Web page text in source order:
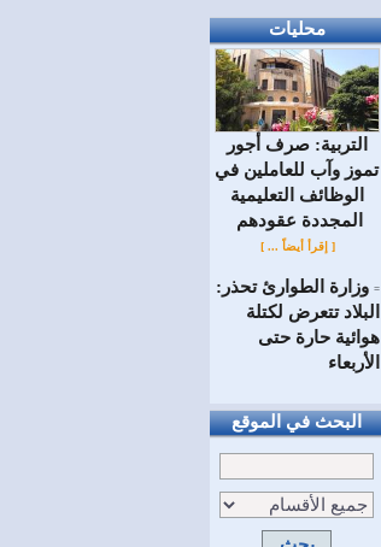
محليات
التربية: صرف أجور
تموز وآب للعاملين في
الوظائف ‏التعليمية
المجددة عقودهم ‏
[ إقرأ أيضاً ... ]
= وزارة الطوارئ تحذر:
البلاد تتعرض لكتلة
هوائية حارة حتى
الأربعاء
البحث في الموقع